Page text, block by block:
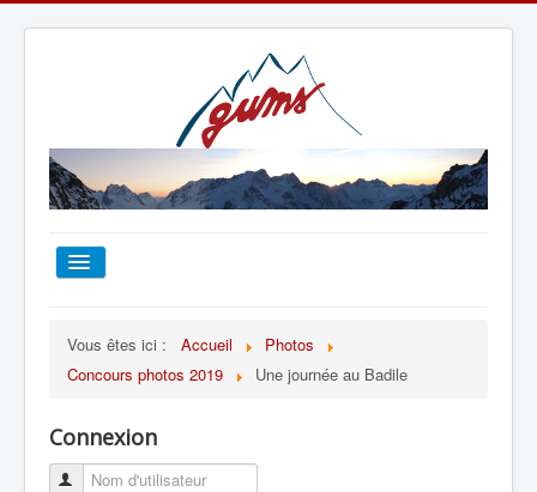
TOUT SUR LE GUMS
ESCALADE
Vous êtes ici : Accueil
Photos
Concours photos 2019
Une journée au Badile
Connexion